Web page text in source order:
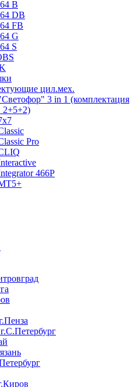
B
DB
FB
G
S
цил.мех.
3 in 1 (комплектация
2+5+2)
Pro
466P